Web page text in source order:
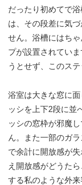
だったり初めてで
は、その段差に気
せん。浴槽にはち
プが設置されてい
うとせず、このス
浴室は大きな窓に
ッシを上下2段に並
ッシの窓枠が邪魔
ん。また一部のガ
で余計に開放感が
え開放感がどうた
する私のような外